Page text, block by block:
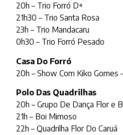
20h – Trio Forró D+
21h30 – Trio Santa Rosa
23h – Trio Mandacaru
0h30 – Trio Forró Pesado
Casa Do Forró
20h – Show Com Kiko Gomes
Polo Das Quadrilhas
20h – Grupo De Dança Flor e
21h – Boi Mimoso
22h – Quadrilha Flor Do Caruá